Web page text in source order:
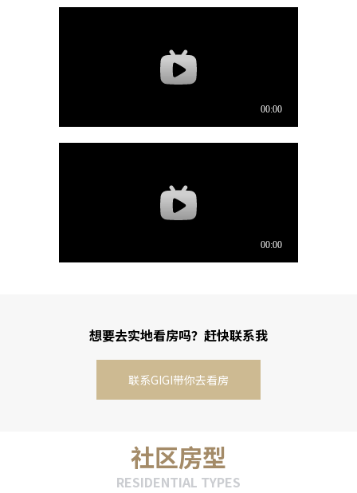
想要去实地看房吗？赶快联系我
联系GIGI带你去看房
社区房型
RESIDENTIAL TYPES